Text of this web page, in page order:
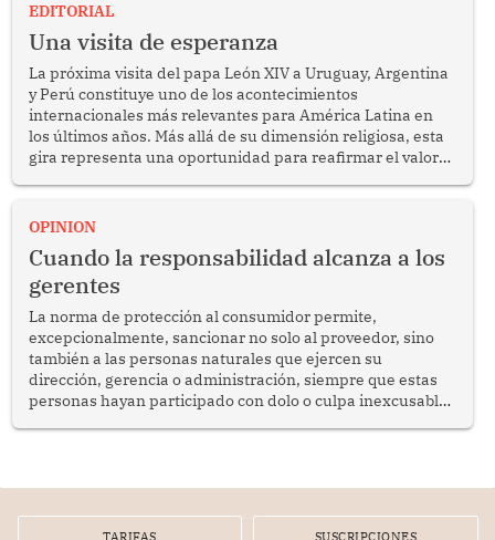
EDITORIAL
Una visita de esperanza
La próxima visita del papa León XIV a Uruguay, Argentina
y Perú constituye uno de los acontecimientos
internacionales más relevantes para América Latina en
los últimos años. Más allá de su dimensión religiosa, esta
gira representa una oportunidad para reafirmar el valor
enfrenta desafíos en materia de desarrollo, cohesión
OPINION
Cuando la responsabilidad alcanza a los
gerentes
La norma de protección al consumidor permite,
excepcionalmente, sancionar no solo al proveedor, sino
también a las personas naturales que ejercen su
dirección, gerencia o administración, siempre que estas
personas hayan participado con dolo o culpa inexcusable
por la frustrada realización de un meet and greet con